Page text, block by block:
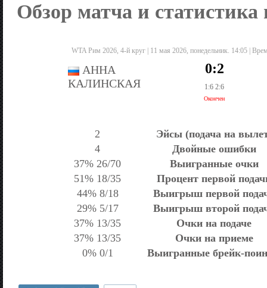
Обзор матча и
WTA Рим 2026, 4-й круг | 11 мая 2026, понедельник. 14:05 |
АННА
КАЛИНСКАЯ
0:2
1:6 2:6
Окончен
2
Эйсы (подача на
4
Двойные ошибки
37% 26/70
Выигранные очки
51% 18/35
Процент первой
44% 8/18
Выигрыш первой
29% 5/17
Выигрыш второй
37% 13/35
Очки на подаче
37% 13/35
Очки на приеме
0% 0/1
Выигранные брейк-